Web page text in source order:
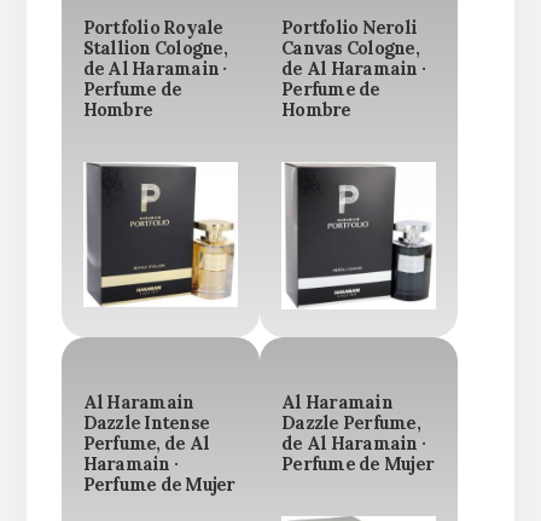
Portfolio Royale
Stallion Cologne,
de Al Haramain ·
Perfume de
Hombre
Portfolio Neroli
Canvas Cologne,
de Al Haramain ·
Perfume de
Hombre
Al Haramain
Dazzle Intense
Perfume, de Al
Haramain ·
Perfume de Mujer
Al Haramain
Dazzle Perfume,
de Al Haramain ·
Perfume de Mujer